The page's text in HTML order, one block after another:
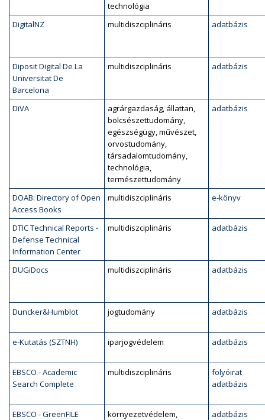
technológia
DigitalNZ multidiszciplináris adatbázis
Diposit Digital De La
Universitat De
Barcelona
multidiszciplináris adatbázis
DiVA
agrárgazdaság, állattan,
bölcsészettudomány,
egészségügy, művészet,
orvostudomány,
társadalomtudomány,
technológia,
természettudomány
adatbázis
DOAB: Directory of Open
Access Books
multidiszciplináris e-könyv
DTIC Technical Reports -
Defense Technical
Information Center
multidiszciplináris adatbázis
DUGiDocs multidiszciplináris adatbázis
Duncker&Humblot jogtudomány adatbázis
e-Kutatás (SZTNH) iparjogvédelem adatbázis
EBSCO - Academic
Search Complete
multidiszciplináris
folyóirat
adatbázis
EBSCO - GreenFILE
környezetvédelem,
adatbázis